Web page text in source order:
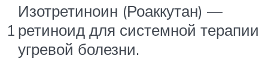
1
Изотретиноин (Роаккутан) —
ретиноид для системной терапии
угревой болезни.